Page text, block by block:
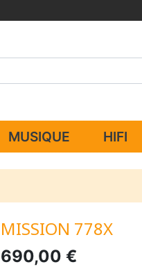
MUSIQUE HIFI
MISSION 778X
690,00 €